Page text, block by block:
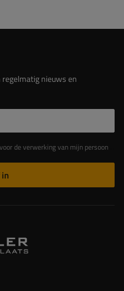
nieuws en
in overeenstemming met de Verordening van het Europees Parlement en de Raad (EU)